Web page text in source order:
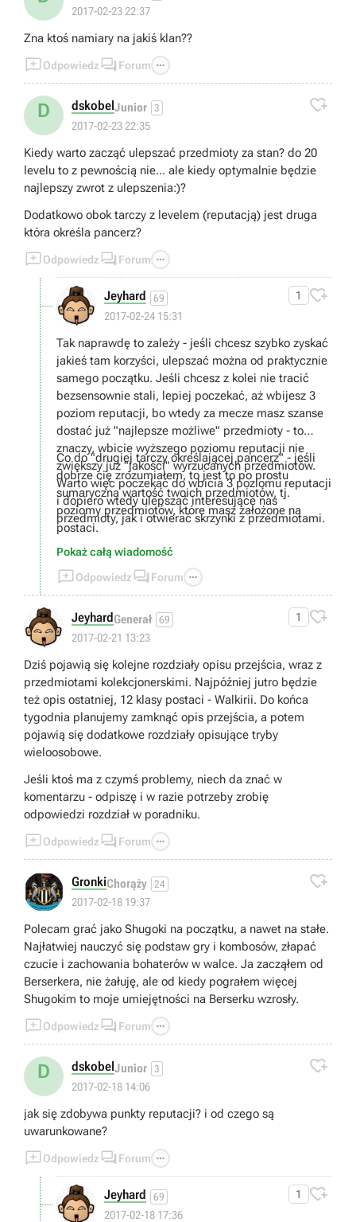
2017-02-23 22:37
Zna ktoś namiary na jakiś klan??
Odpowiedz  Forum 
D dskobelJunior 3
2017-02-23 22:35

Kiedy warto zacząć ulepszać przedmioty za stan? do 20
levelu to z pewnością nie... ale kiedy optymalnie będzie
najlepszy zwrot z ulepszenia:)?
Dodatkowo obok tarczy z levelem (reputacją) jest druga
która określa pancerz?
Odpowiedz  Forum 
Jeyhard 69
2017-02-24 15:31
1 
Tak naprawdę to zależy - jeśli chcesz szybko zyskać
jakieś tam korzyści, ulepszać można od praktycznie
samego początku. Jeśli chcesz z kolei nie tracić
bezsensownie stali, lepiej poczekać, aż wbijesz 3
poziom reputacji, bo wtedy za mecze masz szanse
dostać już "najlepsze możliwe" przedmioty - to
znaczy, wbicie wyższego poziomu reputacji nie
zwiększy już "jakości" wyrzucanych przedmiotów.
Warto więc poczekać do wbicia 3 poziomu reputacji
i dopiero wtedy ulepszać interesujące nas
przedmioty, jak i otwierać skrzynki z przedmiotami.
Co do "drugiej tarczy określającej pancerz" - jeśli
dobrze cię zrozumiałem, to jest to po prostu
sumaryczna wartość twoich przedmiotów, tj.
poziomy przedmiotów, które masz założone na
postaci.
Pokaż całą wiadomość
Odpowiedz  Forum 
JeyhardGenerał 69
2017-02-21 13:23
1 
Dziś pojawią się kolejne rozdziały opisu przejścia, wraz z
przedmiotami kolekcjonerskimi. Najpóźniej jutro będzie
też opis ostatniej, 12 klasy postaci - Walkirii. Do końca
tygodnia planujemy zamknąć opis przejścia, a potem
pojawią się dodatkowe rozdziały opisujące tryby
wieloosobowe.
Jeśli ktoś ma z czymś problemy, niech da znać w
komentarzu - odpiszę i w razie potrzeby zrobię
odpowiedzi rozdział w poradniku.
Odpowiedz  Forum 
GronkiChorąży 24
2017-02-18 19:37

Polecam grać jako Shugoki na początku, a nawet na stałe.
Najłatwiej nauczyć się podstaw gry i kombosów, złapać
czucie i zachowania bohaterów w walce. Ja zacząłem od
Berserkera, nie żałuję, ale od kiedy pograłem więcej
Shugokim to moje umiejętności na Berserku wzrosły.
Odpowiedz  Forum 
D dskobelJunior 3
2017-02-18 14:06

jak się zdobywa punkty reputacji? i od czego są
uwarunkowane?
Odpowiedz  Forum 
Jeyhard 69
2017-02-18 17:36
1 